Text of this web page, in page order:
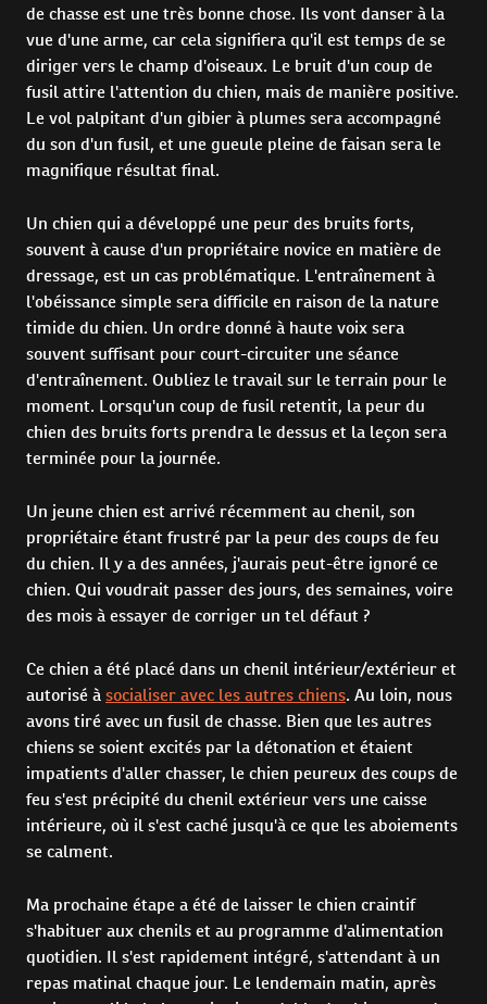
de chasse est une très bonne chose. Ils vont danser à la
vue d'une arme, car cela signifiera qu'il est temps de se
diriger vers le champ d'oiseaux. Le bruit d'un coup de
fusil attire l'attention du chien, mais de manière positive.
Le vol palpitant d'un gibier à plumes sera accompagné
du son d'un fusil, et une gueule pleine de faisan sera le
magnifique résultat final.
Un chien qui a développé une peur des bruits forts,
souvent à cause d'un propriétaire novice en matière de
dressage, est un cas problématique. L'entraînement à
l'obéissance simple sera difficile en raison de la nature
timide du chien. Un ordre donné à haute voix sera
souvent suffisant pour court-circuiter une séance
d'entraînement. Oubliez le travail sur le terrain pour le
moment. Lorsqu'un coup de fusil retentit, la peur du
chien des bruits forts prendra le dessus et la leçon sera
terminée pour la journée.
Un jeune chien est arrivé récemment au chenil, son
propriétaire étant frustré par la peur des coups de feu
du chien. Il y a des années, j'aurais peut-être ignoré ce
chien. Qui voudrait passer des jours, des semaines, voire
des mois à essayer de corriger un tel défaut ?
Ce chien a été placé dans un chenil intérieur/extérieur et
autorisé àsocialiser avec les autres chiens. Au loin, nous
avons tiré avec un fusil de chasse. Bien que les autres
chiens se soient excités par la détonation et étaient
impatients d'aller chasser, le chien peureux des coups de
feu s'est précipité du chenil extérieur vers une caisse
intérieure, où il s'est caché jusqu'à ce que les aboiements
se calment.
Ma prochaine étape a été de laisser le chien craintif
s'habituer aux chenils et au programme d'alimentation
quotidien. Il s'est rapidement intégré, s'attendant à un
repas matinal chaque jour. Le lendemain matin, après